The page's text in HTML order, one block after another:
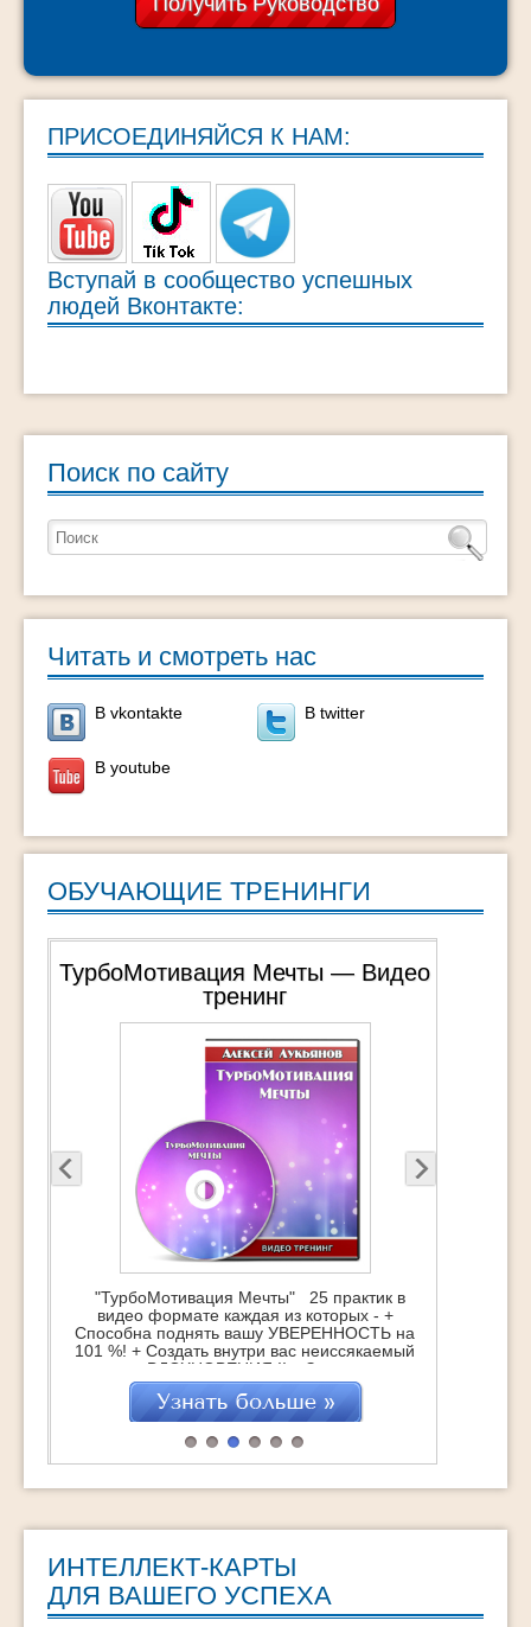
ПРИСОЕДИНЯЙСЯ К НАМ:
Вступай в сообщество успешных
людей Вконтакте:
Поиск по сайту
Читать и смотреть нас
В vkontakte В twitter
В youtube
ОБУЧАЮЩИЕ ТРЕНИНГИ
ТурбоМотивация Мечты — Видео
тренинг
"ТурбоМотивация Мечты" 25 практик в
видео формате каждая из которых - +
Способна поднять вашу УВЕРЕННОСТЬ на
101 %! + Создать внутри вас неиссякаемый
источник ВДОХНОВЕНИЯ !! + Зажечь супер-
мотивацию на достижение Мечты !!!
"ТурбоМотивация Мечты" это : 25
практических техник, которые помогут
навсегда обрести Вдохновение Обретение
ИНТЕЛЛЕКТ-КАРТЫ
ДЛЯ ВАШЕГО УСПЕХА